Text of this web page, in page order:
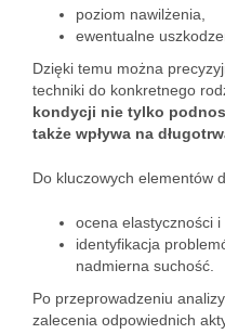
poziom nawilżenia,
ewentualne
Dzięki temu można
techniki do konkretnego
kondycji nie tylko
także wpływa na
Do kluczowych elementów
ocena elastyczności i
identyfikacja
nadmierna suchość.
Po przeprowadzeniu
zalecenia odpowiednich